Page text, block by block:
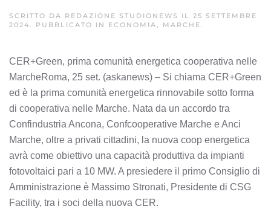
SCRITTO DA REDAZIONE STUDIONEWS IL 25 SETTEMBRE
2024. PUBBLICATO IN ECONOMIA, MARCHE.
CER+Green, prima comunità energetica cooperativa nelle
MarcheRoma, 25 set. (askanews) – Si chiama CER+Green
ed è la prima comunità energetica rinnovabile sotto forma
di cooperativa nelle Marche. Nata da un accordo tra
Confindustria Ancona, Confcooperative Marche e Anci
Marche, oltre a privati cittadini, la nuova coop energetica
avrà come obiettivo una capacità produttiva da impianti
fotovoltaici pari a 10 MW. A presiedere il primo Consiglio di
Amministrazione è Massimo Stronati, Presidente di CSG
Facility, tra i soci della nuova CER.